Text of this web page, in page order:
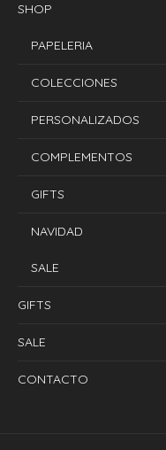
SHOP
PAPELERIA
COLECCIONES
PERSONALIZADOS
COMPLEMENTOS
GIFTS
NAVIDAD
SALE
GIFTS
SALE
CONTACTO